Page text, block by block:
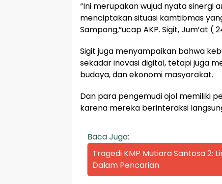
“Ini merupakan wujud nyata sinergi
menciptakan situasi kamtibmas
Sampang,”ucap AKP. Sigit, Jum’at (
Sigit juga menyampaikan bahwa
sekadar inovasi digital, tetapi juga
budaya, dan ekonomi masyarakat.
Dan para pengemudi ojol memiliki
karena mereka berinteraksi
Baca Juga:
Tragedi KMP Mutiara Santosa 2:
Dalam Pencarian